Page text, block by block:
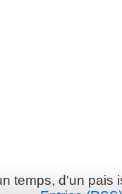
temps, d'un pais